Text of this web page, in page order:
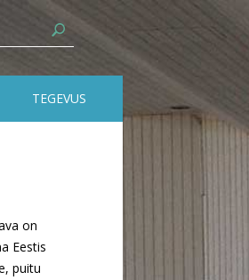
TEGEVUS
on
Eestis
puitu